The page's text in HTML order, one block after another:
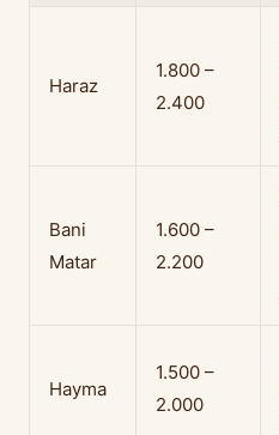
Haraz
1.800 –
2.400
Bani
Matar
1.600 –
2.200
Hayma
1.500 –
2.000